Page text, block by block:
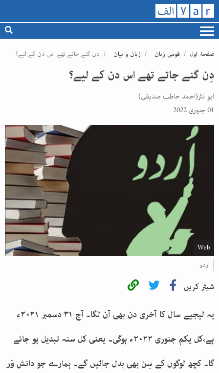
صفحۂ اول قومی زبان زبان و بیان دِن گنے جاتے تھے اس دن کے لیے؟
دِن گنے جاتے تھے اس دن کے لیے؟
ابو نثر(احمد حاطب صدیقی)
01 جنوری 2022
Web
اردو
شیئر کریں
یہ لیجیے سال کا آخری دن بھی آن لگا۔ آج ۳۱دسمبر ۲۰۲۱ء
ہے،کل یکم جنوری ۲۰۲۲ء ہوگی۔ یعنی کل سنہ تبدیل ہو جائے
گا۔ کچھ لوگوں کے سِن بھی بدل جائیں گے۔ ہمارے جو دانش وَر